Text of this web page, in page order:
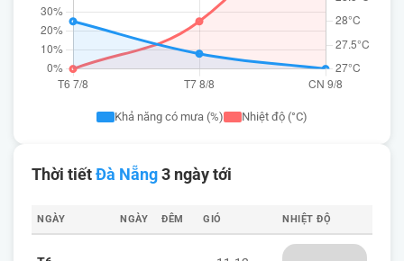
Khả năng có mưa (%) Nhiệt độ (°C)
Thời tiếtĐà Nẵng3 ngày tới
NGÀY NGÀY ĐÊM GIÓ NHIỆT ĐỘ